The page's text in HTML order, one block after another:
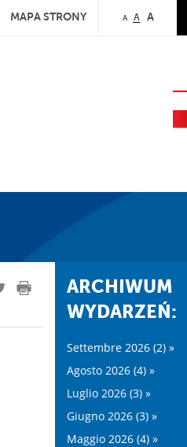
MAPA STRONY A A A
ARCHIWUM
WYDARZEŃ:
Settembre 2026 (2) »
Agosto 2026 (4) »
Luglio 2026 (3) »
Giugno 2026 (3) »
Maggio 2026 (4) »